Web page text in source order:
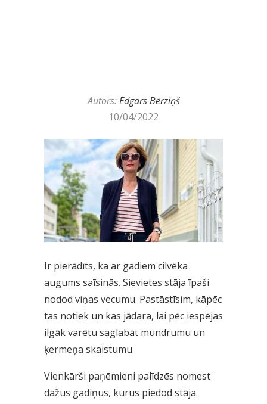
Autors:Edgars Bērziņš
10/04/2022
Ir pierādīts, ka ar gadiem cilvēka
augums saīsinās. Sievietes stāja īpaši
nodod viņas vecumu. Pastāstīsim, kāpēc
tas notiek un kas jādara, lai pēc iespējas
ilgāk varētu saglabāt mundrumu un
ķermeņa skaistumu.
Vienkārši paņēmieni palīdzēs nomest
dažus gadiņus, kurus piedod stāja.